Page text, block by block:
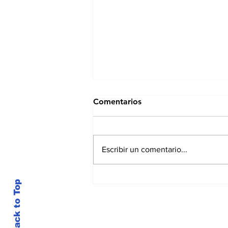
Comentarios
Escribir un comentario...
Back to Top